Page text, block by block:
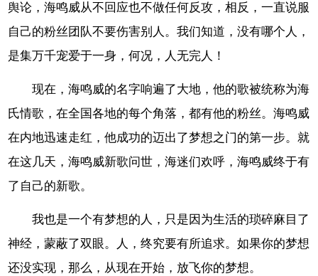
舆论，海鸣威从不回应也不做任何反攻，相反，一直说服
自己的粉丝团队不要伤害别人。我们知道，没有哪个人，
是集万千宠爱于一身，何况，人无完人！
现在，海鸣威的名字响遍了大地，他的歌被统称为海
氏情歌，在全国各地的每个角落，都有他的粉丝。海鸣威
在内地迅速走红，他成功的迈出了梦想之门的第一步。就
在这几天，海鸣威新歌问世，海迷们欢呼，海鸣威终于有
了自己的新歌。
我也是一个有梦想的人，只是因为生活的琐碎麻目了
神经，蒙蔽了双眼。人，终究要有所追求。如果你的梦想
还没实现，那么，从现在开始，放飞你的梦想。